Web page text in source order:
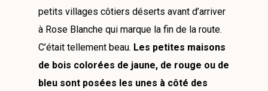
petits villages côtiers déserts avant d’arriver
à Rose Blanche qui marque la fin de la route.
C’était tellement beau. Les petites maisons
de bois colorées de jaune, de rouge ou de
bleu sont posées les unes à côté des